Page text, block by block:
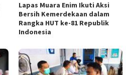
Lapas Muara Enim Ikuti Aksi
Bersih Kemerdekaan dalam
Rangka HUT ke-81 Republik
Indonesia